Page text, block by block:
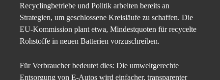
Recyclingbetriebe und Politik arbeiten bereits an
Strategien, um geschlossene Kreisläufe zu schaffen. Die
EU-Kommission plant etwa, Mindestquoten für recycelte
Rohstoffe in neuen Batterien vorzuschreiben.
Für Verbraucher bedeutet dies: Die umweltgerechte
Entsorgung von E-Autos wird einfacher, transparenter